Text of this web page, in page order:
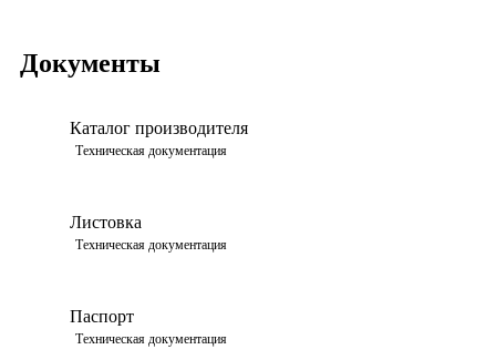
Документы
Каталог производителя
Техническая документация
Листовка
Техническая документация
Паспорт
Техническая документация